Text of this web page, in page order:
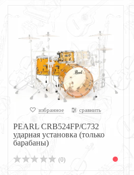
избранное сравнить
PEARL CRB524FP/C732
ударная установка (только
барабаны)
(0)